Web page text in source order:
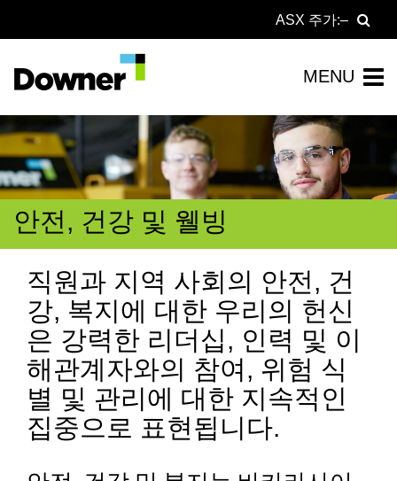
ASX 주가:
안전, 건강 및 웰빙
직원과 지역 사회의 안전, 건
강, 복지에 대한 우리의 헌신
은 강력한 리더십, 인력 및 이
해관계자와의 참여, 위험 식
별 및 관리에 대한 지속적인
집중으로 표현됩니다.